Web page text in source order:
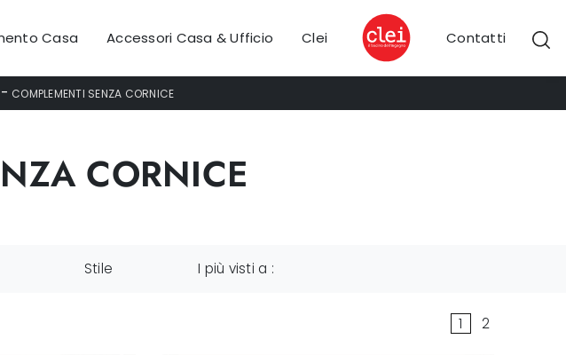
Casa Accessori Casa & Ufficio Clei Contatti
- COMPLEMENTI SENZA CORNICE
CORNICE
Stile I più visti a :
1 2